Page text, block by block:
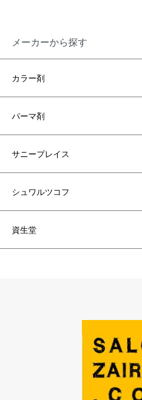
メーカーから探す
カラー剤
パーマ剤
サニープレイス
シュワルツコフ
資生堂